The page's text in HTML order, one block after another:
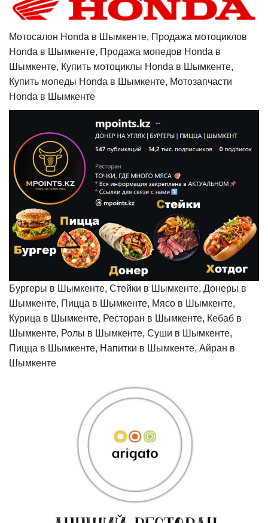
Мотосалон Honda в Шымкенте, Продажа мотоциклов
Honda в Шымкенте, Продажа мопедов Honda в
Шымкенте, Купить мотоциклы Honda в Шымкенте,
Купить мопеды Honda в Шымкенте, Мотозапчасти
Honda в Шымкенте
Бургеры в Шымкенте, Стейки в Шымкенте, Донеры в
Шымкенте, Пицца в Шымкенте, Мясо в Шымкенте,
Курица в Шымкенте, Ресторан в Шымкенте, Кебаб в
Шымкенте, Ролы в Шымкенте, Суши в Шымкенте,
Пицца в Шымкенте, Напитки в Шымкенте, Айран в
Шымкенте